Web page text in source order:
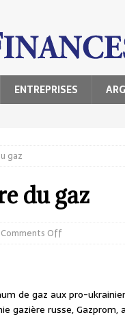
ENTREPRISES
gaz
du gaz
Comments Off
de gaz aux pro-
gazière russe, Gazprom,